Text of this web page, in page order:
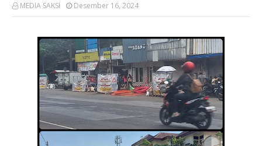
MEDIA SAKSI Desember 16, 2024